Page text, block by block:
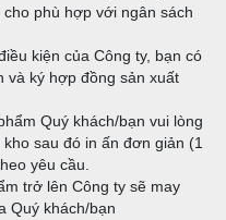
phù hợp với ngân sách
kiện của Công ty, bạn có
và ký hợp đồng sản xuất
Quý khách/bạn vui lòng
sau đó in ấn đơn giản (1
yêu cầu.
trở lên Công ty sẽ may
Quý khách/bạn